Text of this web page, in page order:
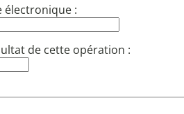
électronique :
de cette opération :